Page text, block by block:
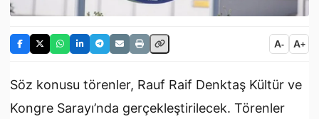
A- A+
Söz konusu törenler, Rauf Raif Denktaş Kültür ve
Kongre Sarayı’nda gerçekleştirilecek. Törenler